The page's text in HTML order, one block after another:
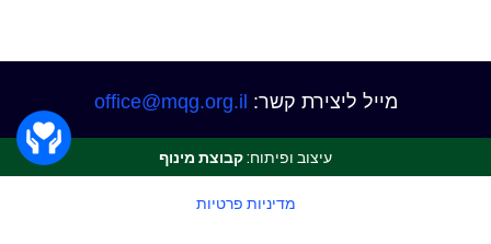
מייל ליצירת קשר: office@mqg.org.il
עיצוב ופיתוח:קבוצת מינוף
מדיניות פרטיות